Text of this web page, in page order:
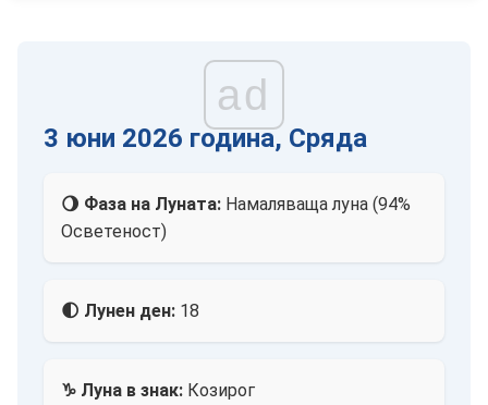
ad
3 юни 2026 година, Сряда
🌖 Фаза на Луната: Намаляваща луна (94%
Осветеност)
🌓 Лунен ден: 18
♑ Луна в знак: Козирог